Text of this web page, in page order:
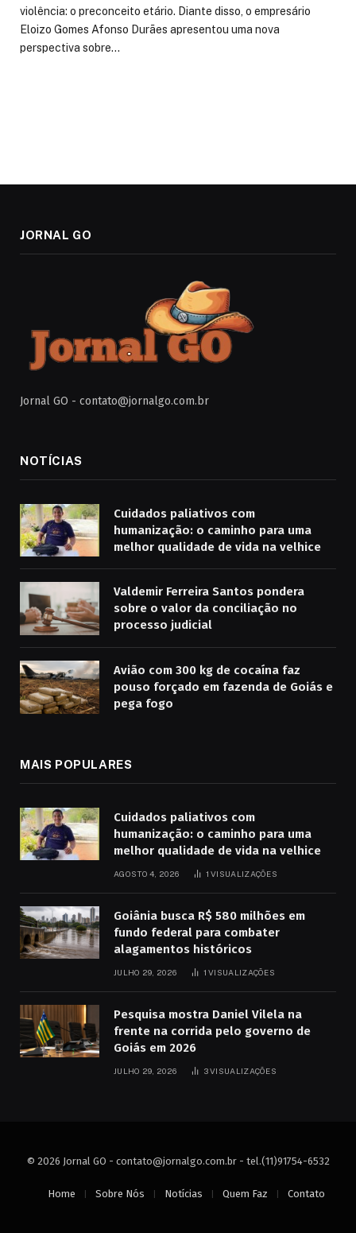
violência: o preconceito etário. Diante disso, o empresário
Eloizo Gomes Afonso Durães apresentou uma nova
perspectiva sobre…
JORNAL GO
Jornal GO - contato@jornalgo.com.br
NOTÍCIAS
Cuidados paliativos com
humanização: o caminho para uma
melhor qualidade de vida na velhice
Valdemir Ferreira Santos pondera
sobre o valor da conciliação no
processo judicial
Avião com 300 kg de cocaína faz
pouso forçado em fazenda de Goiás e
pega fogo
MAIS POPULARES
Cuidados paliativos com
humanização: o caminho para uma
melhor qualidade de vida na velhice
AGOSTO 4, 2026 1VISUALIZAÇÕES
Goiânia busca R$ 580 milhões em
fundo federal para combater
alagamentos históricos
JULHO 29, 2026 1VISUALIZAÇÕES
Pesquisa mostra Daniel Vilela na
frente na corrida pelo governo de
Goiás em 2026
JULHO 29, 2026 3VISUALIZAÇÕES
© 2026 Jornal GO - contato@jornalgo.com.br- tel.(11)91754-6532
Home Sobre Nós Notícias Quem Faz Contato